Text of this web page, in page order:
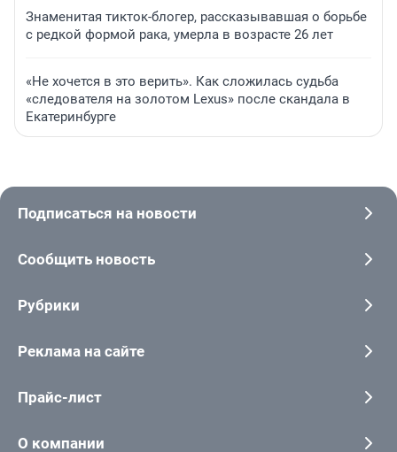
Знаменитая тикток-блогер, рассказывавшая о борьбе
с редкой формой рака, умерла в возрасте 26 лет
«Не хочется в это верить». Как сложилась судьба
«следователя на золотом Lexus» после скандала в
Екатеринбурге
Подписаться на новости
Сообщить новость
Рубрики
Реклама на сайте
Прайс-лист
О компании